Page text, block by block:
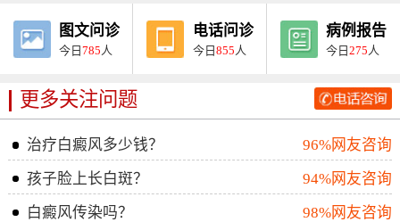
图文问诊
今日785 人
电话问诊
今日855 人
病例报告
今日275 人
更多关注问题
治疗白癜风多少钱？
96%网友咨询
孩子脸上长白斑？
94%网友咨询
白癜风传染吗？
98%网友咨询